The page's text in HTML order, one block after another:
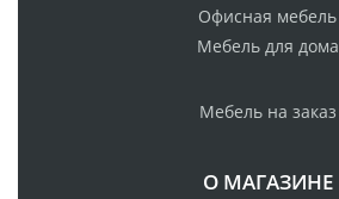
Офисная мебель
Мебель для дома
Мебель на заказ
О МАГАЗИНЕ